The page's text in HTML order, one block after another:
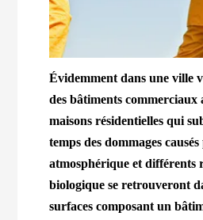
Évidemment dans une ville
des bâtiments commerciaux
maisons résidentielles qui
temps des dommages
atmosphérique et différents
biologique se retrouveront
surfaces composant un